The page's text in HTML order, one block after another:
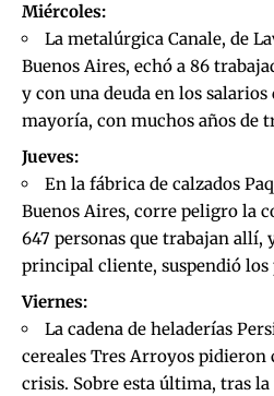
Miércoles:
La metalúrgica Canale, de
Buenos Aires, echó a 86
y con una deuda en los salarios
mayoría, con muchos años de
Jueves:
En la fábrica de calzados
Buenos Aires, corre peligro la
647 personas que trabajan allí,
principal cliente, suspendió los
Viernes:
La cadena de heladerías
cereales Tres Arroyos
crisis. Sobre esta última, tras